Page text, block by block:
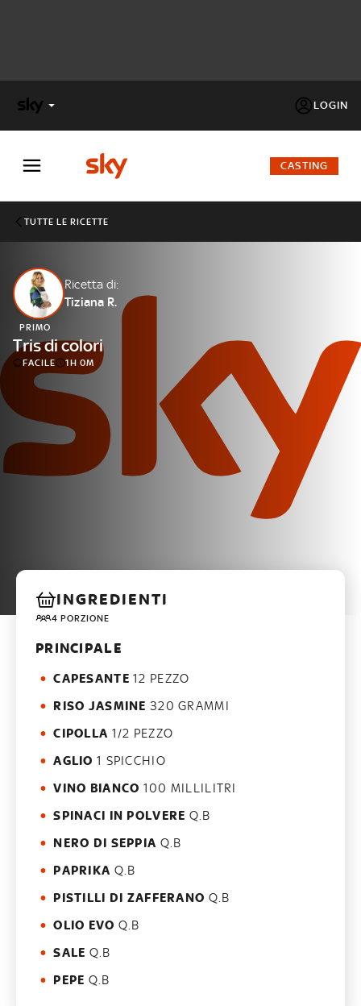
LOGIN
FACTOR
Cos’altro vedere:
PROGRAMMI SKY
Un mondo di offerte:
SKY.IT
NOW
CASTING
TUTTE LE RICETTE
Ricetta di:
Tiziana R.
PRIMO
Tris di colori
FACILE 1H 0M
INGREDIENTI
4 PORZIONE
PRINCIPALE
CAPESANTE 12 PEZZO
RISO JASMINE 320 GRAMMI
CIPOLLA 1/2 PEZZO
AGLIO 1 SPICCHIO
VINO BIANCO 100 MILLILITRI
SPINACI IN POLVERE Q.B
NERO DI SEPPIA Q.B
PAPRIKA Q.B
PISTILLI DI ZAFFERANO Q.B
OLIO EVO Q.B
SALE Q.B
PEPE Q.B